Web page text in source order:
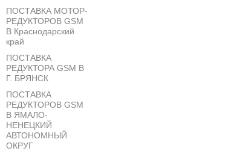
ПОСТАВКА МОТОР-
РЕДУКТОРОВ GSM
В Краснодарский
край
ПОСТАВКА
РЕДУКТОРА GSM В
Г. БРЯНСК
ПОСТАВКА
РЕДУКТОРОВ GSM
В ЯМАЛО-
НЕНЕЦКИЙ
АВТОНОМНЫЙ
ОКРУГ